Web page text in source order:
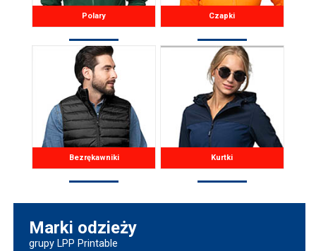
Polary Czapki
Bezrękawniki Kurtki
Marki odzieży
grupy LPP Printable